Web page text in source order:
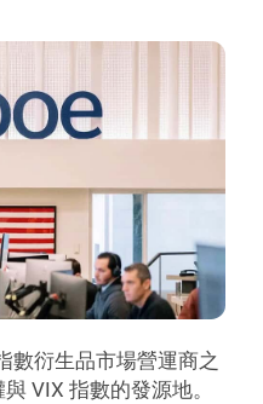
數衍生品市場營運商之
VIX 指數的發源地。